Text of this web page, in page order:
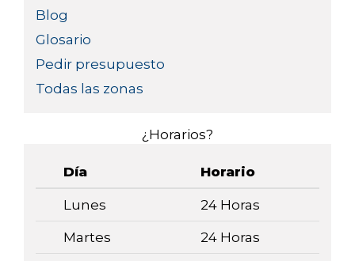
Blog
Glosario
Pedir presupuesto
Todas las zonas
¿Horarios?
Día Horario
Lunes 24 Horas
Martes 24 Horas